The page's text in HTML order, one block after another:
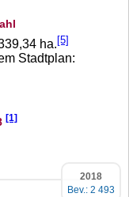
ha. [5]
Stadtplan:
[1]
2018
Bev.: 2 493